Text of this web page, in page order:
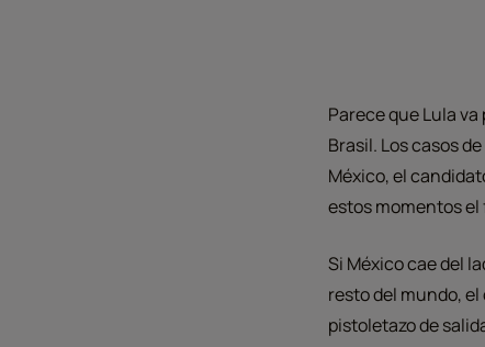
Parece que Lula
Brasil. Los casos
México, el
estos momentos el
Si México cae del
resto del mundo,
pistoletazo de